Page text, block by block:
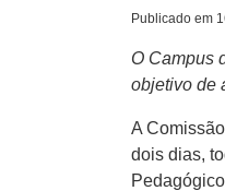
Publicado em
O Campus
objetivo de
A
dois dias,